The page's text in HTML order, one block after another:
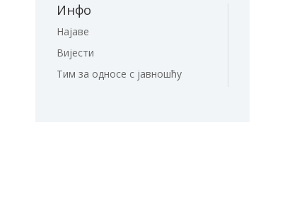
Инфо
Најаве
Вијести
Тим за односе с јавношћу